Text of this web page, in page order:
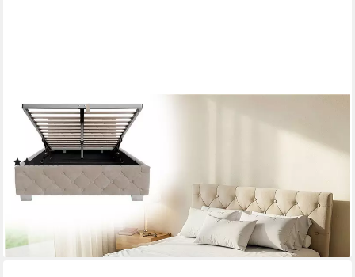
JUSKYS
Polsterbett Nizza, Stauraum, LED Licht, Chesterfield Steppung,
Samtbezug
(222)
ab 339,99 € 479,99 €
-29%
lieferbar - in 3-4 Werktagen bei dir